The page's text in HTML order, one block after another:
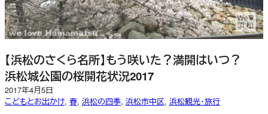
【浜松のさくら名所】もう咲いた？満開はいつ？
浜松城公園の桜開花状況2017
2017年4月5日
こどもとお出かけ, 春, 浜松の四季, 浜松市中区, 浜松観光・旅行